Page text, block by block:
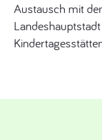
Austausch mit